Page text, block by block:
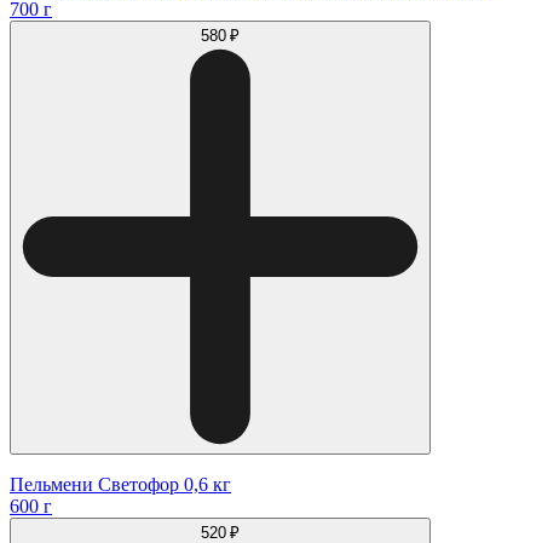
700 г
580 ₽
Пельмени Светофор 0,6 кг
600 г
520 ₽